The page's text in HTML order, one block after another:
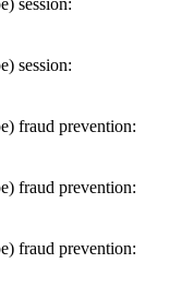
session:
fraud prevention:
fraud prevention:
fraud prevention: